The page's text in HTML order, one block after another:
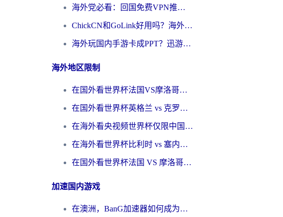
海外党必看：回国免费VPN推荐？别踩坑！教你选对加速器无缝刷国内资源
ChickCN和GoLink好用吗？海外党如何选对回国加速器
海外玩国内手游卡成PPT？迅游和奇游手游哪个好？一篇讲透回国加速器怎么选
海外地区限制
在国外看世界杯法国VS摩洛哥地区限制？这篇指南让你流畅看中文解说无压力
在国外看世界杯英格兰 vs 克罗地亚当前地区不可播放？这篇指南帮你搞定所有海外观赛难题
在海外看央视频世界杯仅限中国大陆？这篇指南帮你解锁中文解说+无卡顿直播
在海外看世界杯比利时 vs 塞内加尔仅限中国大陆？我找到了最流畅的中文解说之路
在国外看世界杯法国 VS 摩洛哥仅限中国大陆？海外党这样看中文解说赛事不卡顿
加速国内游戏
在澳洲，BanG加速器如何成为你国服游戏的“时光机”？